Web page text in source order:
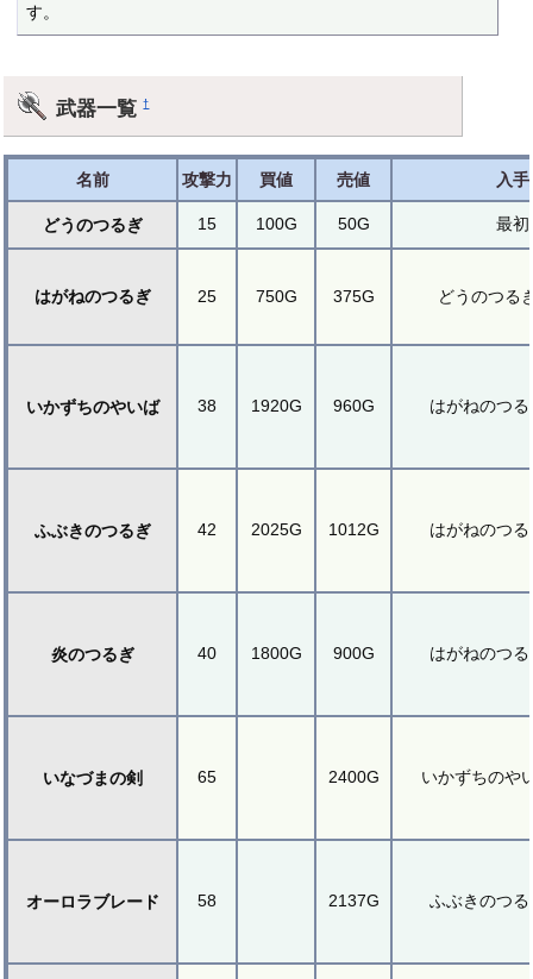
す。
武器一覧†
名前 攻撃力 買値 売値 入
どうのつるぎ 15 100G 50G 最初
はがねのつるぎ 25 750G 375G どうのつる
いかずちのやいば 38 1920G 960G はがねのつ
ふぶきのつるぎ 42 2025G 1012G はがねのつ
炎のつるぎ 40 1800G 900G はがねのつ
いなづまの剣 65 2400G いかずちのや
オーロラブレード 58 2137G ふぶきのつ